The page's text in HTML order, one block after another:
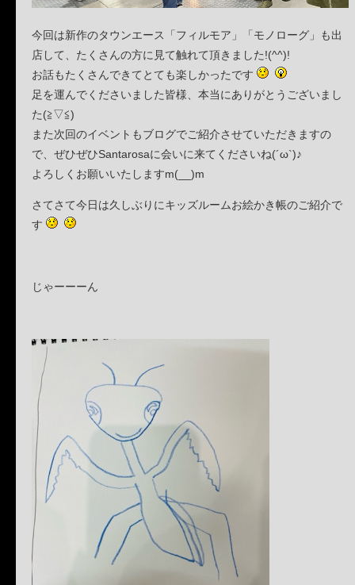
今回は新作のタウンエース「フィルモア」「モノローグ」も出
店して、たくさんの方に見て触れて頂きました!(^^)!
お話もたくさんできてとても楽しかったです
足を運んでくださいました皆様、本当にありがとうございまし
た(≧▽≦)
また次回のイベントもブログでご紹介させていただきますの
で、ぜひぜひSantarosaに会いに来てくださいね(´ω`)♪
よろしくお願いいたしますm(__)m
さてさて今日は久しぶりにキッズルームお絵かき帳のご紹介で
す
じゃーーーん